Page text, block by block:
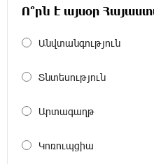
Кругом война.
Центр продаж
— ул. Ереванян, 3/47
15:44:07 17-07-2026
Ո՞րն է այսօր
Անվտանգություն
Տնտեսություն
Արտագաղթ
Կոռուպցիա